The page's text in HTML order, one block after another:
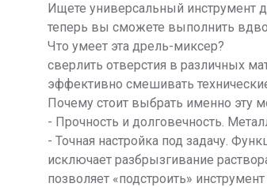
Ищете универсальный инструмент
теперь вы сможете выполнить
Что умеет эта дрель-миксер?
сверлить отверстия в различных
эффективно смешивать
Почему стоит выбрать именно эту
- Прочность и долговечность.
- Точная настройка под задачу.
исключает разбрызгивание
позволяет «подстроить»